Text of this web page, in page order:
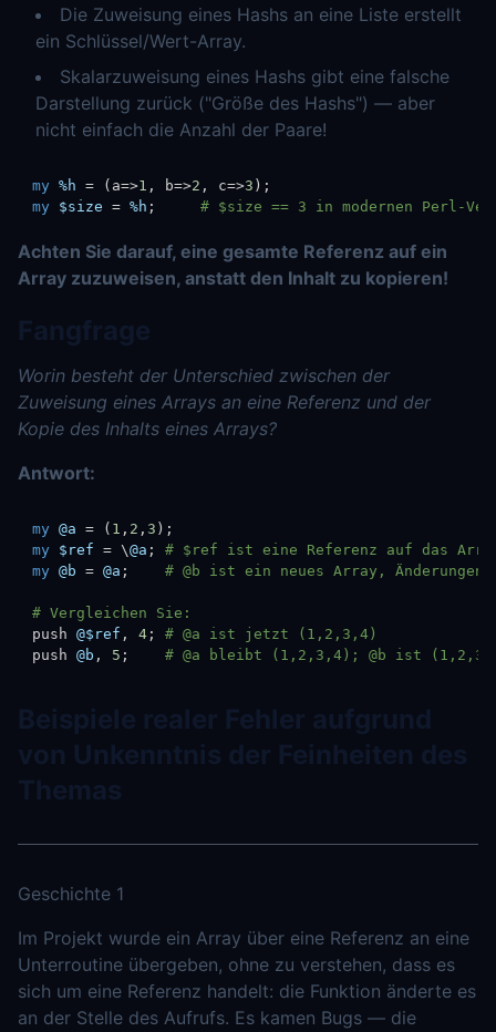
Die Zuweisung eines Hashs an eine Liste erstellt
ein Schlüssel/Wert-Array.
Skalarzuweisung eines Hashs gibt eine falsche
Darstellung zurück ("Größe des Hashs") — aber
nicht einfach die Anzahl der Paare!
my %h = ( a=>1 , b=>2 , c=>3 ) ;
my $size = %h ; # $size == 3 in modernen Perl-
Achten Sie darauf, eine gesamte Referenz auf ein
Array zuzuweisen, anstatt den Inhalt zu kopieren!
Fangfrage
Worin besteht der Unterschied zwischen der
Zuweisung eines Arrays an eine Referenz und der
Kopie des Inhalts eines Arrays?
Antwort:
my @a = ( 1 , 2 , 3 ) ;
my $ref = \@a ;
# $ref ist eine Referenz auf das
my @b = @a ; # @b ist ein neues Array, Änderungen
# Vergleichen Sie:
push @$ref , 4 ;
# @a ist jetzt (1,2,3,4)
push @b , 5 ; # @a bleibt (1,2,3,4); @b ist
Beispiele realer Fehler aufgrund
von Unkenntnis der Feinheiten des
Themas
Geschichte 1
Im Projekt wurde ein Array über eine Referenz an eine
Unterroutine übergeben, ohne zu verstehen, dass es
sich um eine Referenz handelt: die Funktion änderte es
an der Stelle des Aufrufs. Es kamen Bugs — die